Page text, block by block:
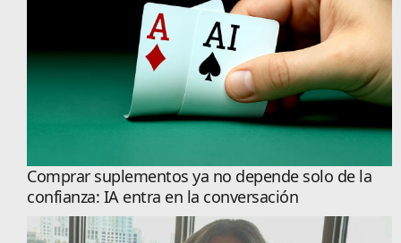
Comprar suplementos ya no depende solo de la
confianza: IA entra en la conversación